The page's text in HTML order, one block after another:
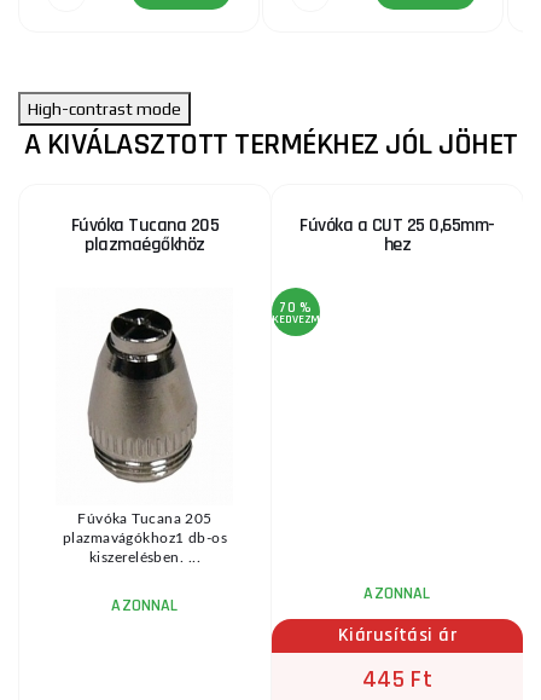
High-contrast mode
A KIVÁLASZTOTT TERMÉKHEZ JÓL JÖHET
Fúvóka Tucana 205
plazmaégőkhöz
Fúvóka Tucana 205
plazmavágókhoz1 db-os
kiszerelésben. ...
AZONNAL
Fúvóka a CUT 25 0,65mm-
hez
70 %
KEDVEZMÉNY
AZONNAL
Kiárusítási ár
445 Ft